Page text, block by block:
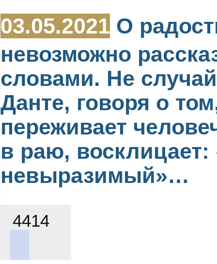
03.05.2021 О
невозможно
словами. Не
Данте, говоря о
переживает
в раю, восклицает:
невыразимый»…
4414